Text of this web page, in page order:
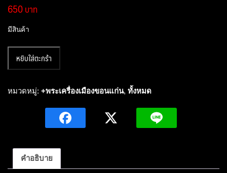
650
มีสินค้า
เหรียญ
แรก
อินทร์
หยิบใส่ตะกร้า
หมวดหมู่: +พระเครื่องเมืองขอนแก่น, ทั้งหมด
คำอธิบาย